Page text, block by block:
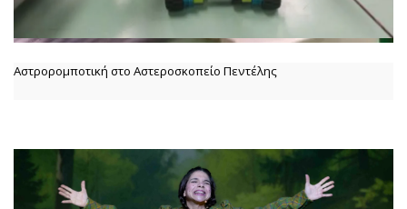
Αστρορομποτική στο Αστεροσκοπείο Πεντέλης